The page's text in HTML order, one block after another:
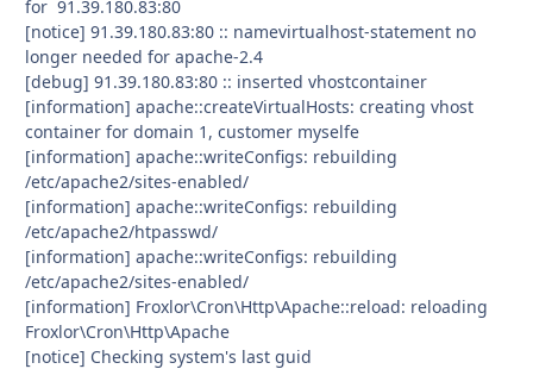
for 91.39.180.83:80
[notice] 91.39.180.83:80 :: namevirtualhost-statement no
longer needed for apache-2.4
[debug] 91.39.180.83:80 :: inserted vhostcontainer
[information] apache::createVirtualHosts: creating vhost
container for domain 1, customer myselfe
[information] apache::writeConfigs: rebuilding
/etc/apache2/sites-enabled/
[information] apache::writeConfigs: rebuilding
/etc/apache2/htpasswd/
[information] apache::writeConfigs: rebuilding
/etc/apache2/sites-enabled/
[information] Froxlor\Cron\Http\Apache::reload: reloading
Froxlor\Cron\Http\Apache
[notice] Checking system's last guid